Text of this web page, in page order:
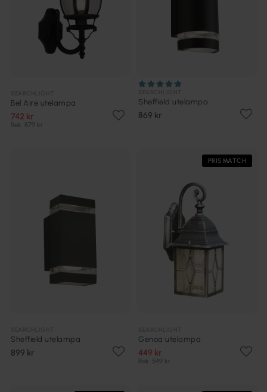
Bel Aire utelampa
742 kr
Rek. 879 kr
Sheffield utelampa
869 kr
Sheffield utelampa
899 kr
PRISMATCH
Genoa utelampa
449 kr
Rek. 549 kr